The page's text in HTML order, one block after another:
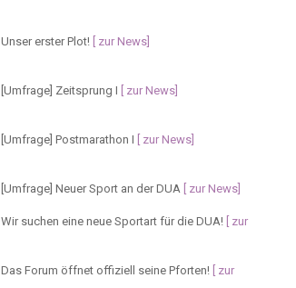
Unser erster Plot! [ zur News]
[Umfrage] Zeitsprung I [ zur News]
[Umfrage] Postmarathon I [ zur News]
[Umfrage] Neuer Sport an der DUA [ zur News]
Wir suchen eine neue Sportart für die DUA!
[ zur
Das Forum öffnet offiziell seine Pforten!
[ zur